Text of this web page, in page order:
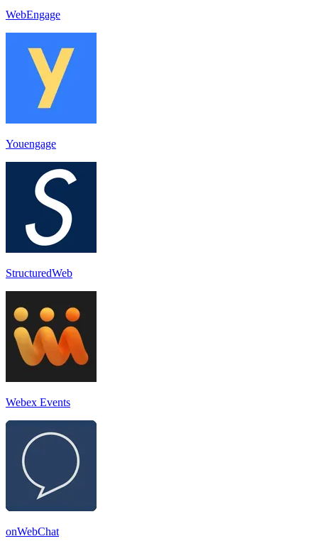
WebEngage
Youengage
StructuredWeb
Webex Events
onWebChat